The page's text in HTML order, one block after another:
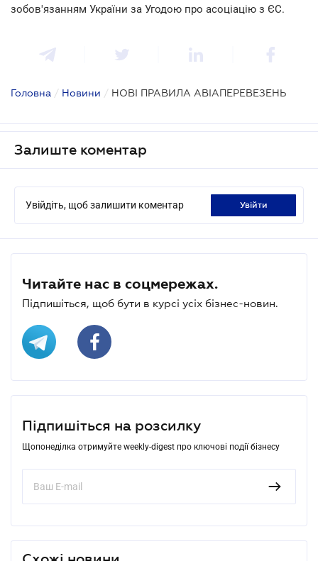
зобов'язанням України за Угодою про асоціацію з ЄС.
Головна / Новини / НОВІ ПРАВИЛА АВІАПЕРЕВЕЗЕНЬ
Залиште коментар
Увійдіть, щоб залишити коментар увійти
Читайте нас в соцмережах.
Підпишіться, щоб бути в курсі усіх бізнес-новин.
Підпишіться на розсилку
Щопонеділка отримуйте weekly-digest про ключові події бізнесу